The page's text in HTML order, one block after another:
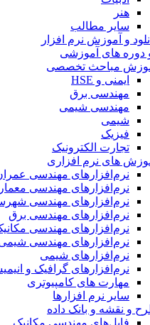
هنر
سایر مطالب
و آموزش نرم افزار
های آموزشی
مباحث تخصصی
ایمنی و HSE
مهندسی برق
مهندسی شیمی
شیمی
فیزیک
تجارت الکترونیک
های نرم افزاری
نرم‌افزارهای مهندسی عمران
نرم‌افزارهای مهندسی معماری
نرم‌افزارهای مهندسی شهرسازی
نرم‌افزارهای مهندسی برق
نرم‌افزارهای مهندسی مکانیک
نرم‌افزارهای مهندسی شیمی
نرم‌افزارهای شیمی
نرم‌افزارهای گرافیک و انیمیشن
مهارت های کامپیوتری
سایر نرم افزارها
و بانک داده
فایل‌های مهندسی مکانیک